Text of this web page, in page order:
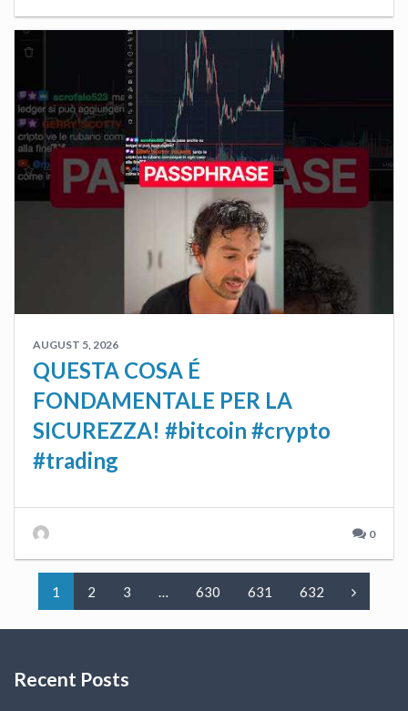
AUGUST 5, 2026
QUESTA COSA É
FONDAMENTALE PER LA
SICUREZZA! #bitcoin #crypto
#trading
0
1 2 3 630 631 632
Recent Posts